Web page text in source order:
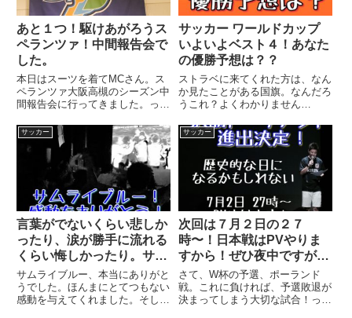
あと１つ！駆けあがろうス
ペランツァ！中間報告会で
した。
本日はスーツを着てMCさん。ス
ペランツァ大阪高槻のシーズン中
間報告会に行ってきました。って
調整できなくて、、、実際にグラ
ウンドに行けていないんです。そ
れが本当に悲しいんですが、、、
それでもシーズンの始まる時、
サッカー ワールドカップ
いよいよベスト４！あなた
の優勝予想は？？
ストラベに来てくれた方は、なん
か見たことがある国旗。なんだろ
うこれ？よくわかりません
ルグアイ vs フランスの試合。安
定のディフェンス力、さらにはオ
フェンスにも強力な２枚看板のウ
ルグアイ！対するは、若い力も加
え...
サッカー
言葉がでないくらい悲しか
ったり、涙が勝手に流れる
くらい悔しかったり。サム
ライブルー感動をありがと
う！
サムライブルー、本当にありがと
うでした。ほんまにとてつもない
感動を与えてくれました。そし
サッカー
次回は７月２日の２７
時〜！日本戦はPVやりま
すから！ぜひ夜中ですが来
てください！
さて、W杯の予選、ポーランド
戦。これに負ければ、予選敗退が
決まってしまう大切な試合！って